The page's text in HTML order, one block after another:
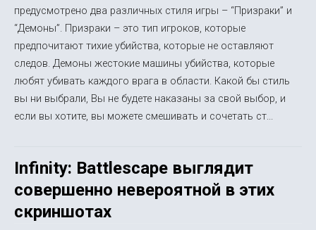
предусмотрено два различных стиля игры – “Призраки” и
“Демоны”. Призраки – это тип игроков, которые
предпочитают тихие убийства, которые не оставляют
следов. Демоны жестокие машины убийства, которые
любят убивать каждого врага в области. Какой бы стиль
вы ни выбрали, Вы не будете наказаны за свой выбор, и
если вы хотите, вы можете смешивать и сочетать ст...
Infinity: Battlescape выглядит
совершенно невероятной в этих
скриншотах